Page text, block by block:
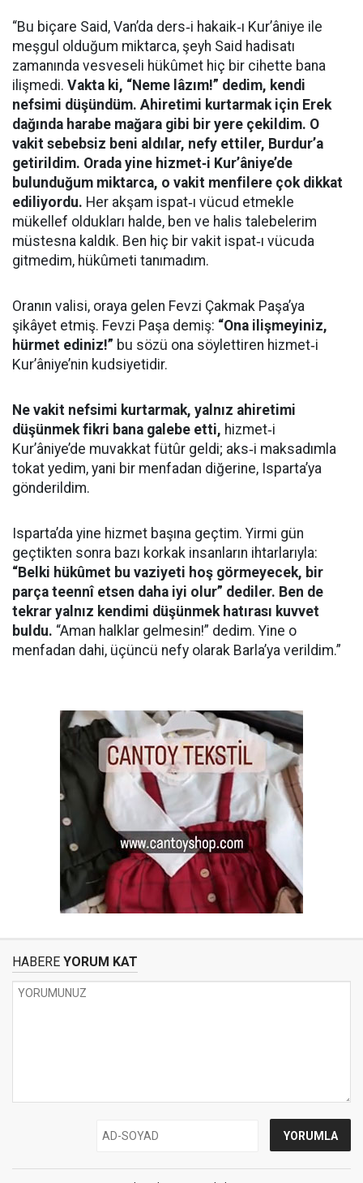
“Bu biçare Said, Van’da ders‑i hakaik‑ı Kur’âniye ile
meşgul olduğum miktarca, şeyh Said hadisatı
zamanında vesveseli hükûmet hiç bir cihette bana
ilişmedi. Vakta ki, “Neme lâzım!” dedim, kendi
nefsimi düşündüm. Ahiretimi kurtarmak için Erek
dağında harabe mağara gibi bir yere çekildim. O
vakit sebebsiz beni aldılar, nefy ettiler, Burdur’a
getirildim. Orada yine hizmet‑i Kur’âniye’de
bulunduğum miktarca, o vakit menfilere çok dikkat
ediliyordu. Her akşam ispat‑ı vücud etmekle
mükellef oldukları halde, ben ve halis talebelerim
müstesna kaldık. Ben hiç bir vakit ispat‑ı vücuda
gitmedim, hükûmeti tanımadım.
Oranın valisi, oraya gelen Fevzi Çakmak Paşa’ya
şikâyet etmiş. Fevzi Paşa demiş: “Ona ilişmeyiniz,
hürmet ediniz!” bu sözü ona söylettiren hizmet‑i
Kur’âniye’nin kudsiyetidir.
Ne vakit nefsimi kurtarmak, yalnız ahiretimi
düşünmek fikri bana galebe etti, hizmet‑i
Kur’âniye’de muvakkat fütûr geldi; aks‑i maksadımla
tokat yedim, yani bir menfadan diğerine, Isparta’ya
gönderildim.
Isparta’da yine hizmet başına geçtim. Yirmi gün
geçtikten sonra bazı korkak insanların ihtarlarıyla:
“Belki hükûmet bu vaziyeti hoş görmeyecek, bir
parça teennî etsen daha iyi olur” dediler. Ben de
tekrar yalnız kendimi düşünmek hatırası kuvvet
buldu. “Aman halklar gelmesin!” dedim. Yine o
menfadan dahi, üçüncü nefy olarak Barla’ya verildim.”
HABERE YORUM KAT